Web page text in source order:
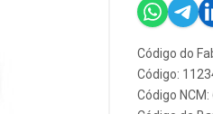
Código do
Código:
Código